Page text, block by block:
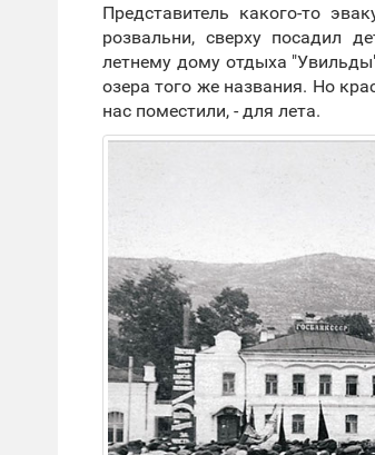
Представитель какого-то
розвальни, сверху посадил
летнему дому отдыха
озера того же названия. Но
нас поместили, - для лета.